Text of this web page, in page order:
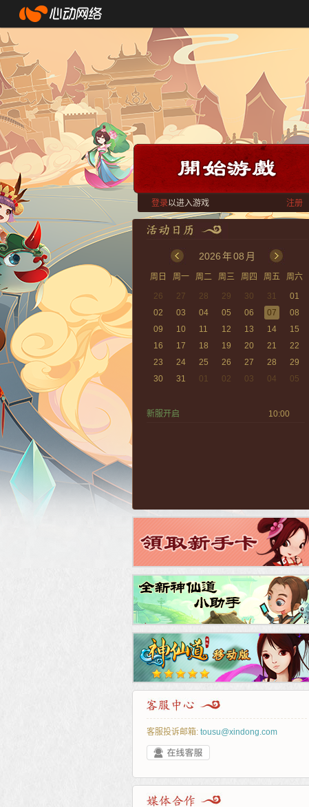
登录以进入游戏 注册
2026年08 月
周日 周一 周二 周三 周四 周五
周六
26
27 28 29 30 31
01
02
03 04 05 06 07
08
09
10 11 12 13 14
15
16
17 18 19 20 21
22
23
24 25 26 27 28
29
30
31 01 02 03 04 05
新服开启 10:00
客服投诉邮箱: tousu@xindong.com